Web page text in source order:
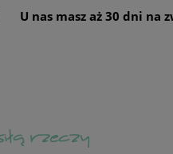
U nas masz aż 30 dni na